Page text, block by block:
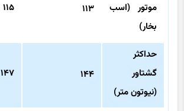
موتور (اسب
بخار)
۱۱۳ ۱۱۵
حداکثر
گشتاور
(نیوتون متر)
۱۴۴ ۱۴۷